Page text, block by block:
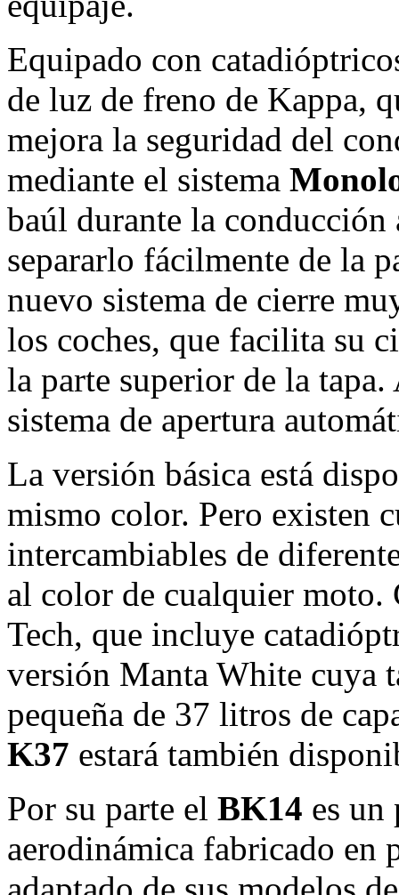
Equipado con
de luz de freno de Kappa,
mejora la seguridad del
mediante el sistema
baúl durante la
separarlo fácilmente de la
nuevo sistema de cierre
los coches, que facilita su
la parte superior de la
sistema de apertura
La versión básica está
mismo color. Pero existen
intercambiables de
al color de cualquier moto.
Tech, que incluye
versión Manta White cuya
pequeña de 37 litros de
K37 estará también
Por su parte el BK14 es un
aerodinámica fabricado en